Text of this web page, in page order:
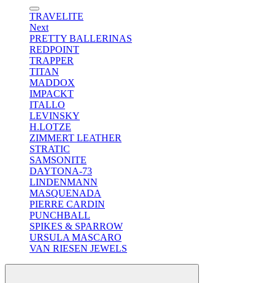
TRAVELITE
Next
PRETTY BALLERINAS
REDPOINT
TRAPPER
TITAN
MADDOX
IMPACKT
ITALLO
LEVINSKY
H.LOTZE
ZIMMERT LEATHER
STRATIC
SAMSONITE
DAYTONA-73
LINDENMANN
MASQUENADA
PIERRE CARDIN
PUNCHBALL
SPIKES & SPARROW
URSULA MASCARO
VAN RIESEN JEWELS